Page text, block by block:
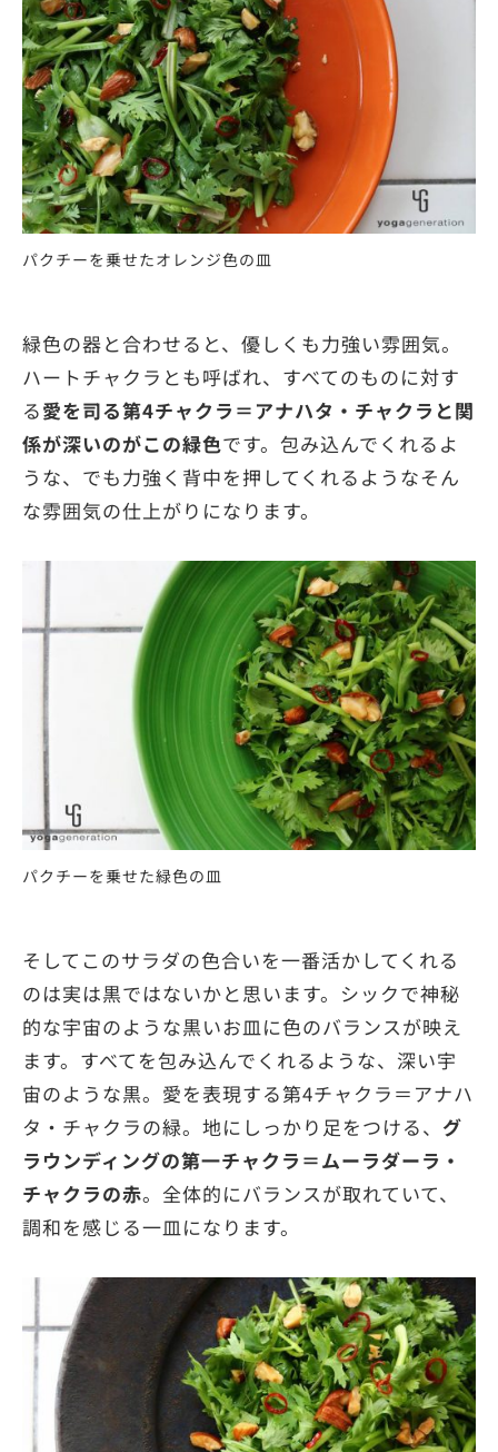
パクチーを乗せたオレンジ色の皿
緑色の器と合わせると、優しくも力強い雰囲気。
ハートチャクラとも呼ばれ、すべてのものに対す
る愛を司る第4チャクラ＝アナハタ・チャクラと関
係が深いのがこの緑色です。包み込んでくれるよ
うな、でも力強く背中を押してくれるようなそん
な雰囲気の仕上がりになります。
パクチーを乗せた緑色の皿
そしてこのサラダの色合いを一番活かしてくれる
のは実は黒ではないかと思います。シックで神秘
的な宇宙のような黒いお皿に色のバランスが映え
ます。すべてを包み込んでくれるような、深い宇
宙のような黒。愛を表現する第4チャクラ＝アナハ
タ・チャクラの緑。地にしっかり足をつける、 グ
ラウンディングの第一チャクラ＝ムーラダーラ・
チャクラの赤。全体的にバランスが取れていて、
調和を感じる一皿になります。